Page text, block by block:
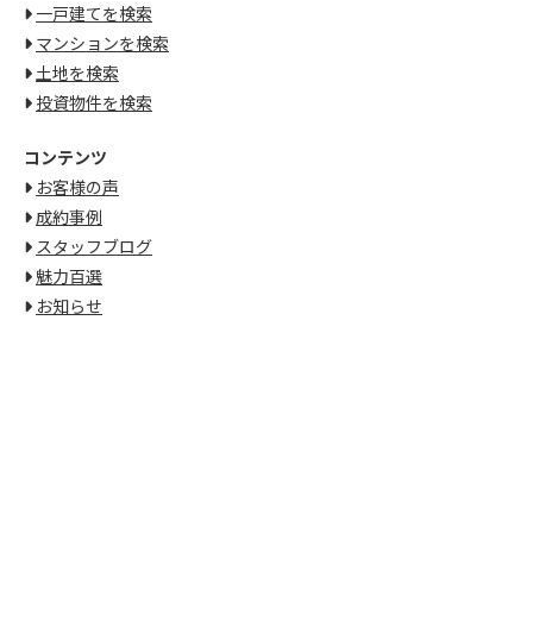
一戸建てを検索
マンションを検索
土地を検索
投資物件を検索
コンテンツ
お客様の声
成約事例
スタッフブログ
魅力百選
お知らせ